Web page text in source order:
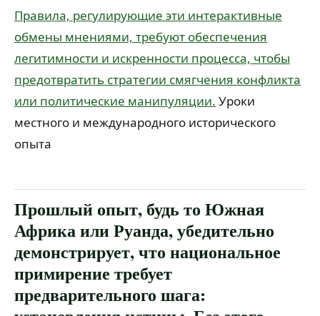
Правила, регулирующие эти интерактивные
обмены мнениями, требуют обеспечения
легитимности и искренности процесса, чтобы
предотвратить стратегии смягчения конфликта
или политические манипуляции. Уроки
местного и международного исторического
опыта
Прошлый опыт, будь то Южная
Африка или Руанда, убедительно
демонстрирует, что национальное
примирение требует
предварительного шага: